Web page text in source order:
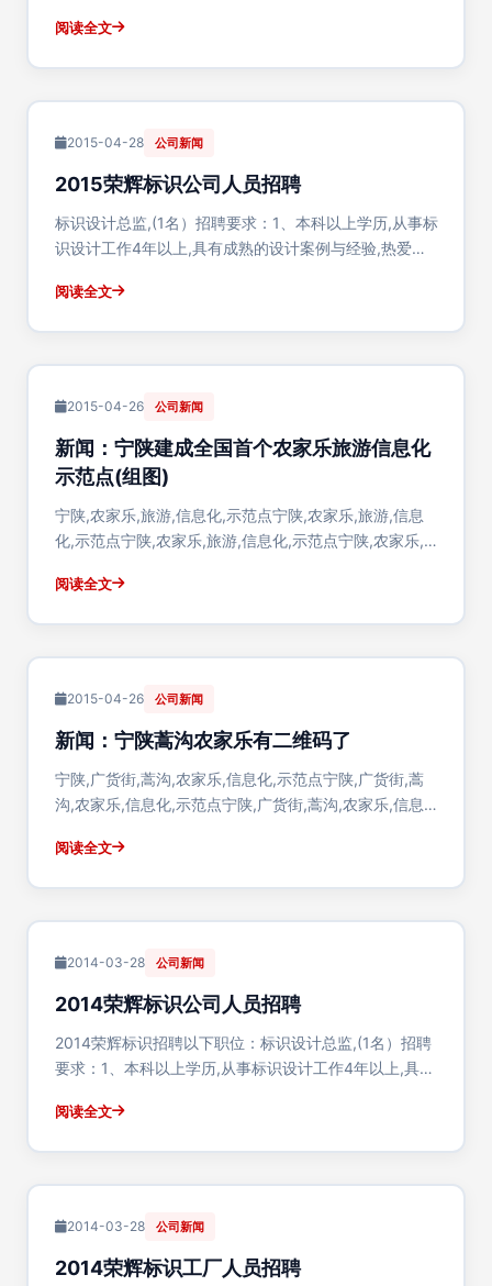
投入运营仪式，这标志着公司发展迈入新的里程碑。
阅读全文
2015-04-28 公司新闻
2015荣辉标识公司人员招聘
标识设计总监,(1名）招聘要求：1、本科以上学历,从事标
识设计工作4年以上,具有成熟的设计案例与经验,热爱标
Coreldraw/CAD/Photoshop等软件3、具有一定的领导
阅读全文
2015-04-26 公司新闻
新闻：宁陕建成全国首个农家乐旅游信息化
示范点(组图)
宁陕,农家乐,旅游,信息化,示范点宁陕,农家乐,旅游,信息
化,示范点宁陕,农家乐,旅游,信息化,示范点宁陕,农家乐,
陕,农家乐,旅游,信息化,示范点宁陕,农家乐,旅游,信息化,
阅读全文
2015-04-26 公司新闻
新闻：宁陕蒿沟农家乐有二维码了
宁陕,广货街,蒿沟,农家乐,信息化,示范点宁陕,广货街,蒿
沟,农家乐,信息化,示范点宁陕,广货街,蒿沟,农家乐,信息
广货街,蒿沟,农家乐,信息化,示范点
阅读全文
2014-03-28 公司新闻
2014荣辉标识公司人员招聘
2014荣辉标识招聘以下职位：标识设计总监,(1名）招聘
要求：1、本科以上学历,从事标识设计工作4年以上,具有
先。2、能够熟练使用Coreldraw/CAD/Photoshop等软
阅读全文
2014-03-28 公司新闻
2014荣辉标识工厂人员招聘